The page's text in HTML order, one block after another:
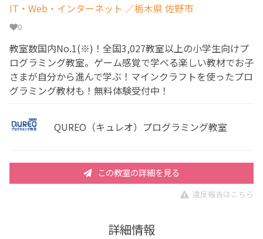
IT・Web・インターネット ／栃木県 佐野市
0
教室数国内No.1(※)！全国3,027教室以上の小学生向けプ
ログラミング教室。ゲーム感覚で学べる楽しい教材でお子
さまが自分から進んで学ぶ！マインクラフトを使ったプロ
グラミング教材も！無料体験受付中！
QUREO（キュレオ）プログラミング教室
この教室の詳細を見る
違反報告はこちら
詳細情報